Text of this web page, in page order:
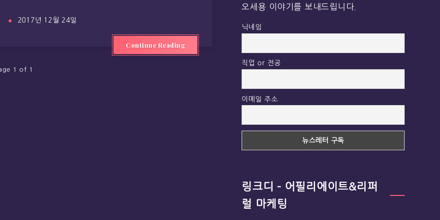
2017년 12월 24일
Continue Reading
1 of 1
오세용 이야기를 보내드립니다.
닉네임
직업 or 전공
이메일 주소
링크디 – 어필리에이트&리퍼
럴 마케팅